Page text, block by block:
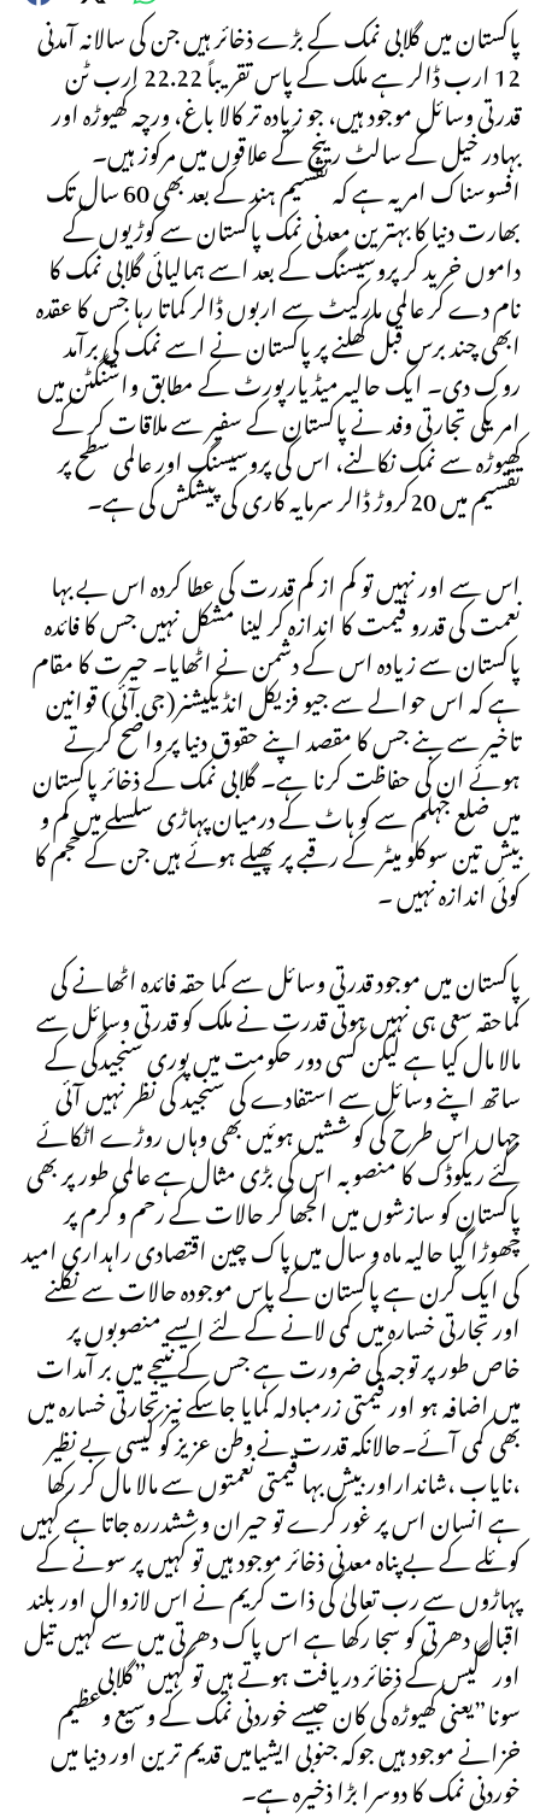
پاکستان میں گلابی نمک کے بڑے ذخائر ہیں جن کی سالانہ آمدنی
12 ارب ڈالر ہے ملک کے پاس تقریباً 22.22 ارب ٹن
قدرتی وسائل موجود ہیں، جو زیادہ تر کالا باغ، ورچہ کھیوڑہ اور
بہادر خیل کے سالٹ رینج کے علاقوں میں مرکوز ہیں۔
افسوسناک امر یہ ہے کہ تقسیم ہند کے بعد بھی 60 سال تک
بھارت دنیا کا بہترین معدنی نمک پاکستان سے کوڑیوں کے
داموں خرید کر پروسیسنگ کے بعد اسے ہمالیائی گلابی نمک کا
نام دے کر عالمی مارکیٹ سے اربوں ڈالر کماتا رہا جس کا عقدہ
ابھی چند برس قبل کھلنے پر پاکستان نے اسے نمک کی برآمد
روک دی۔ ایک حالیہ میڈیارپورٹ کے مطابق واشنگٹن میں
امریکی تجارتی وفد نے پاکستان کے سفیر سے ملاقات کر کے
کھیوڑہ سے نمک نکالنے، اس کی پروسیسنگ اور عالمی سطح پر
تقسیم میں 20کروڑ ڈالر سرمایہ کاری کی پیشکش کی ہے۔
اس سے اور نہیں تو کم از کم قدرت کی عطا کردہ اس بے بہا
نعمت کی قدرو قیمت کا اندازہ کر لینا مشکل نہیں جس کا فائدہ
پاکستان سے زیادہ اس کے دشمن نے اٹھایا۔ حیرت کا مقام
ہے کہ اس حوالے سے جیو فزیکل انڈیکیشنر(جی آئی) قوانین
تاخیر سے بنے جس کا مقصد اپنے حقوق دنیا پر واضح کرتے
ہوئے ان کی حفاظت کرنا ہے۔ گلابی نمک کے ذخائر پاکستان
میں ضلع جہلم سے کو ہاٹ کے درمیان پہاڑی سلسلے میں کم و
بیش تین سوکلو میٹر کے رقبے پر پھیلے ہوئے ہیں جن کے حجم کا
کوئی اندازہ نہیں ۔
پاکستان میں موجود قدرتی وسائل سے کما حقہ فائدہ اٹھانے کی
کماحقہ سعی ہی نہیں ہوتی قدرت نے ملک کو قدرتی وسائل سے
مالا مال کیا ہے لیکن کسی دور حکومت میں پوری سنجیدگی کے
ساتھ اپنے وسائل سے استفادے کی سنجید کی نظر نہیں آئی
جہاں اس طرح کی کوششیں ہوئیں بھی وہاں روڑے اٹکائے
گئے ریکوڈک کا منصوبہ اس کی بڑی مثال ہے عالمی طور پر بھی
پاکستان کو سازشوں میں الجھا کر حالات کے رحم و کرم پر
چھوڑا گیا حالیہ ماہ و سال میں پاک چین اقتصادی راہداری امید
کی ایک کرن ہے پاکستان کے پاس موجودہ حالات سے نکلنے
اور تجارتی خسارہ میں کمی لانے کے لئے ایسے منصوبوں پر
خاص طور پر توجہ کی ضرورت ہے جس کے نتیجے میں بر آمدات
میں اضافہ ہو اور قیمتی زرمبادلہ کمایا جاسکے نیز تجارتی خسارہ میں
بھی کمی آئے۔حالانکہ قدرت نے وطن عزیز کو کیسی بے نظیر
،نایاب ،شانداراور بیش بہا قیمتی نعمتوں سے مالا مال کر رکھا
ہے انسان اس پر غور کرے تو حیران وششدررہ جاتا ہے کہیں
کوئلے کے بے پناہ معدنی ذخائر موجود ہیں تو کہیں پر سونے کے
پہاڑوں سے رب تعالیٰ کی ذات کریم نے اس لازوال اور بلند
اقبال دھرتی کو سجا رکھا ہے اس پاک دھرتی میں سے کہیں تیل
اور گیس کے ذخائر دریافت ہوتے ہیں تو کہیں”گلابی
سونا”یعنی کھیوڑہ کی کان جیسے خوردنی نمک کے وسیع وعظیم
خزانے موجود ہیں جوکہ جنوبی ایشیامیں قدیم ترین اور دنیا میں
خوردنی نمک کا دوسرا بڑا ذخیرہ ہے۔